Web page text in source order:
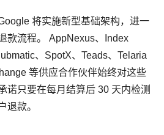
将实施新型基础架构，进一
款流程。 AppNexus、Index
、SpotX、Teads、Telaria
等供应合作伙伴始终对这些
诺只要在每月结算后 30 天内检测
退款。